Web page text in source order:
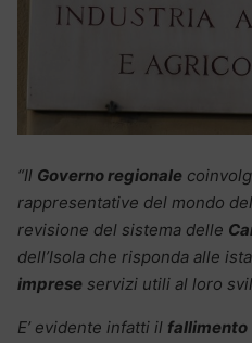
“Il Governo regionale
rappresentative del mondo
revisione del sistema delle
dell’Isola che risponda alle
imprese servizi utili al loro
E’ evidente infatti il fallimento